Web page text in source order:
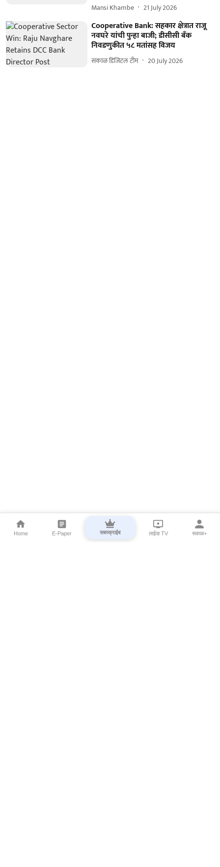
Mansi Khambe 21 July 2026
Cooperative Bank: सहकार क्षेत्रात राजू
नवघरे यांची पुन्हा बाजी; डीसीसी बँक
निवडणुकीत ५८ मतांसह विजय
सकाळ डिजिटल टीम 20 July 2026
Home E-Paper सबस्क्राईब लाईव्ह TV सकाळ+